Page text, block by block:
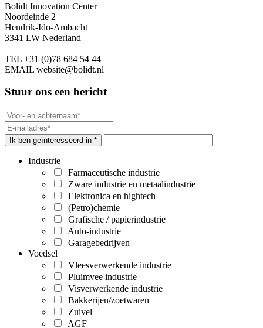
Bolidt Innovation Center
Noordeinde 2
Hendrik-Ido-Ambacht
3341 LW Nederland
TEL +31 (0)78 684 54 44
EMAIL website@bolidt.nl
Stuur ons een bericht
Ik ben geïnteresseerd in *
Industrie
Farmaceutische industrie
Zware industrie en metaalindustrie
Elektronica en hightech
(Petro)chemie
Grafische / papierindustrie
Auto-industrie
Garagebedrijven
Voedsel
Vleesverwerkende industrie
Pluimvee industrie
Visverwerkende industrie
Bakkerijen/zoetwaren
Zuivel
AGF